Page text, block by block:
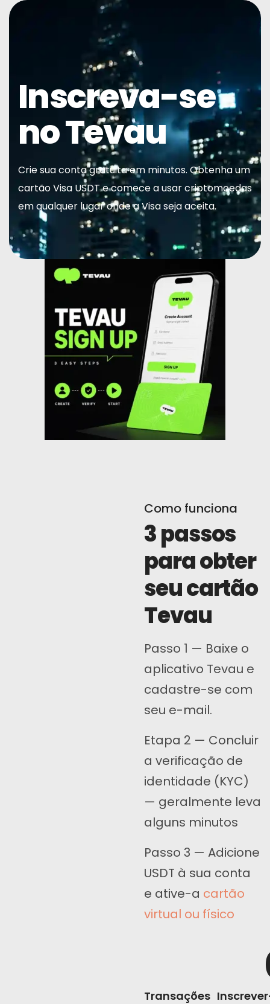
Início
Cartão
Carteira
Financiar
Sobre
Perguntas Frequentes
Inscrever-Se
Português
Inscreva-se
no Tevau
Crie sua conta gratuita em minutos. Obtenha um
cartão Visa USDT e comece a usar criptomoedas
em qualquer lugar onde a Visa seja aceita.
Como funciona
3 passos
para obter
seu cartão
Tevau
Passo 1 — Baixe o
aplicativo Tevau e
cadastre-se com
seu e-mail.
Etapa 2 — Concluir
a verificação de
identidade (KYC)
— geralmente leva
alguns minutos
Passo 3 — Adicione
USDT à sua conta
e ative-a cartão
virtual ou físico
Transações